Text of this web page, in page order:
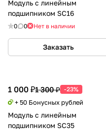
Модуль с линейным
подшипником SC16
0 0 Нет в наличии
Заказать
1 000 ₽1 300 ₽ -23%
+ 50 Бонусных рублей
Модуль с линейным
подшипником SC35